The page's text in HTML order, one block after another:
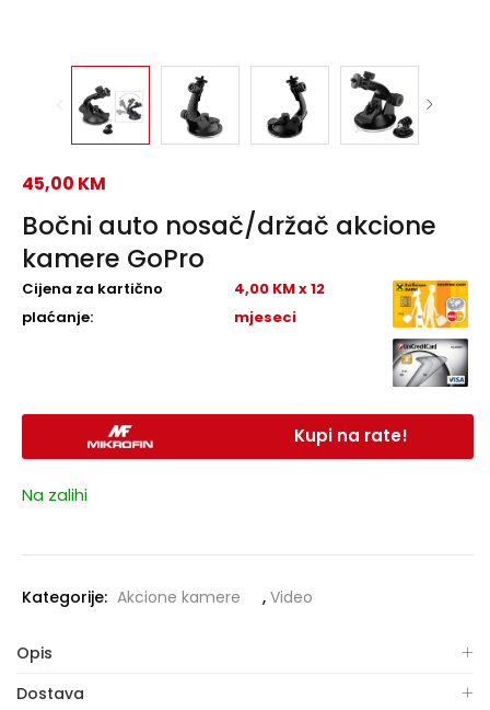
Bočni auto nosač/držač akcione
kamere GoPro
45,00 KM
Cijena za kartično
plaćanje:
4,00 KM x 12
mjeseci
Kupi na rate!
Na zalihi
Kategorije: Akcione kamere , Video
Opis
Dostava